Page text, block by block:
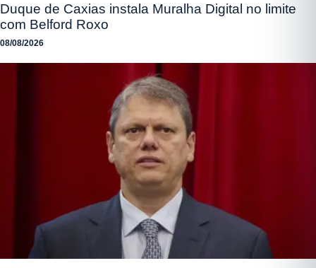
Duque de Caxias instala Muralha Digital no limite
com Belford Roxo
08/08/2026